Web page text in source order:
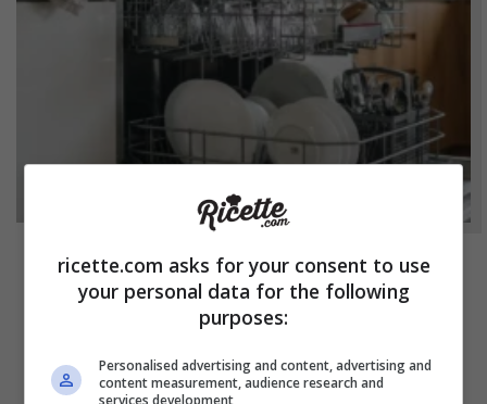
NOTIZIE
Bicchieri opachi dopo la lavastoviglie? Il
nuovi
ricette.com asks for your consent to use
your personal data for the following
purposes:
Personalised advertising and content, advertising and
content measurement, audience research and
services development